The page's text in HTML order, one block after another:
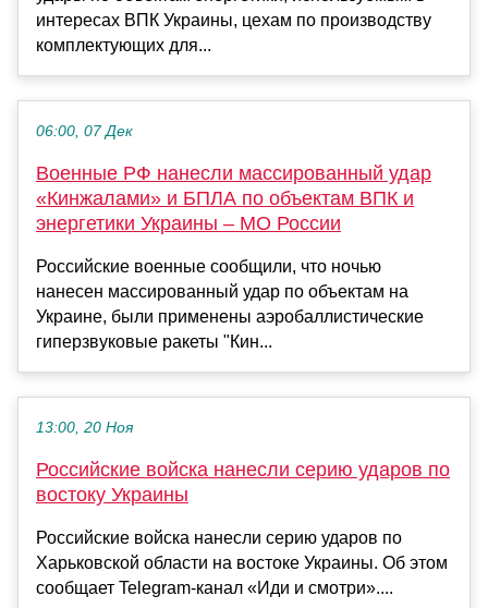
интересах ВПК Украины, цехам по производству
комплектующих для...
06:00, 07 Дек
Военные РФ нанесли массированный удар
«Кинжалами» и БПЛА по объектам ВПК и
энергетики Украины – МО России
Российские военные сообщили, что ночью
нанесен массированный удар по объектам на
Украине, были применены аэробаллистические
гиперзвуковые ракеты "Кин...
13:00, 20 Ноя
Российские войска нанесли серию ударов по
востоку Украины
Российские войска нанесли серию ударов по
Харьковской области на востоке Украины. Об этом
сообщает Telegram-канал «Иди и смотри»....